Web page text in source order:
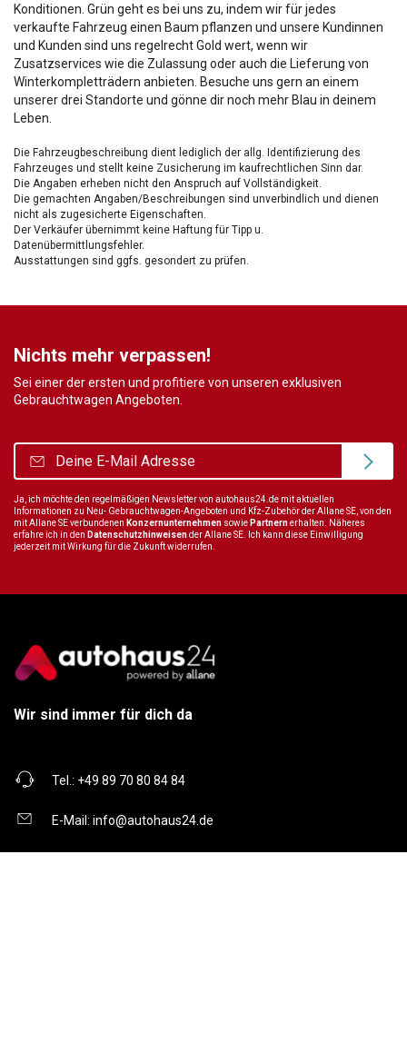
Konditionen. Grün geht es bei uns zu, indem wir für jedes
verkaufte Fahrzeug einen Baum pflanzen und unsere Kundinnen
und Kunden sind uns regelrecht Gold wert, wenn wir
Zusatzservices wie die Zulassung oder auch die Lieferung von
Winterkompletträdern anbieten. Besuche uns gern an einem
unserer drei Standorte und gönne dir noch mehr Blau in deinem
Leben.
Die Fahrzeugbeschreibung dient lediglich der allg. Identifizierung des
Fahrzeuges und stellt keine Zusicherung im kaufrechtlichen Sinn dar.
Die Angaben erheben nicht den Anspruch auf Vollständigkeit.
Die gemachten Angaben/Beschreibungen sind unverbindlich und dienen
nicht als zugesicherte Eigenschaften.
Der Verkäufer übernimmt keine Haftung für Tipp u.
Datenübermittlungsfehler.
Ausstattungen sind ggfs. gesondert zu prüfen.
Nichts mehr verpassen!
Sei einer der ersten und profitiere von unseren exklusiven
Gebrauchtwagen Angeboten.
Ja, ich möchte den regelmäßigen Newsletter von autohaus24.de mit aktuellen
Informationen zu Neu- Gebrauchtwagen-Angeboten und Kfz-Zubehör der Allane SE, von den
mit Allane SE verbundenen Konzernunternehmen sowie Partnernerhalten. Näheres
erfahre ich in den Datenschutzhinweisender Allane SE. Ich kann diese Einwilligung
jederzeit mit Wirkung für die Zukunft widerrufen.
Wir sind immer für dich da
Tel.: +49 89 70 80 84 84
E-Mail: info@autohaus24.de